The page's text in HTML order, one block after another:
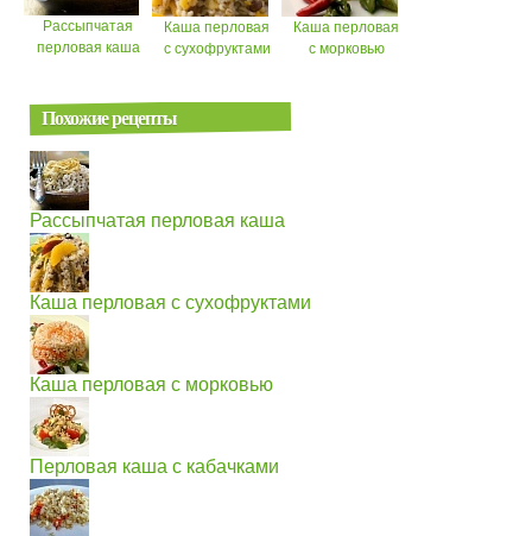
Рассыпчатая
перловая каша
Каша перловая
с сухофруктами
Каша перловая
с морковью
Похожие рецепты
Рассыпчатая перловая каша
Каша перловая с сухофруктами
Каша перловая с морковью
Перловая каша с кабачками